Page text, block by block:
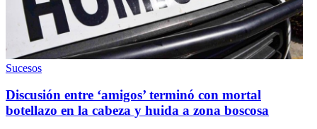
Sucesos
Discusión entre ‘amigos’ terminó con mortal
botellazo en la cabeza y huida a zona boscosa